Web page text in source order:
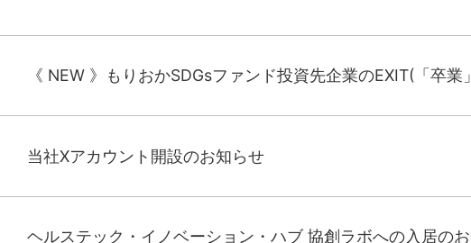
《 NEW 》もりおかSDGsファンド投資先企業のEXIT(「卒業
当社Xアカウント開設のお知らせ
ヘルステック・イノベーション・ハブ 協創ラボへの入居の